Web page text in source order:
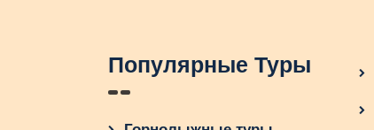
Популярные Туры